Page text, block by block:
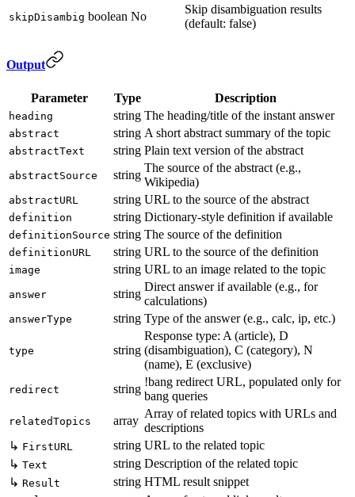
skipDisambig boolean No
Skip disambiguation results
(default: false)
Output
Parameter Type Description
heading string The heading/title of the instant answer
abstract string A short abstract summary of the topic
abstractText string Plain text version of the abstract
abstractSource string
The source of the abstract (e.g.,
Wikipedia)
abstractURL string URL to the source of the abstract
definition string Dictionary-style definition if available
definitionSource string The source of the definition
definitionURL string URL to the source of the definition
image string URL to an image related to the topic
answer string
Direct answer if available (e.g., for
calculations)
answerType string Type of the answer (e.g., calc, ip, etc.)
type string
Response type: A (article), D
(disambiguation), C (category), N
(name), E (exclusive)
redirect string
!bang redirect URL, populated only for
bang queries
relatedTopics array
Array of related topics with URLs and
descriptions
↳ FirstURL string URL to the related topic
↳ Text string Description of the related topic
↳ Result string HTML result snippet